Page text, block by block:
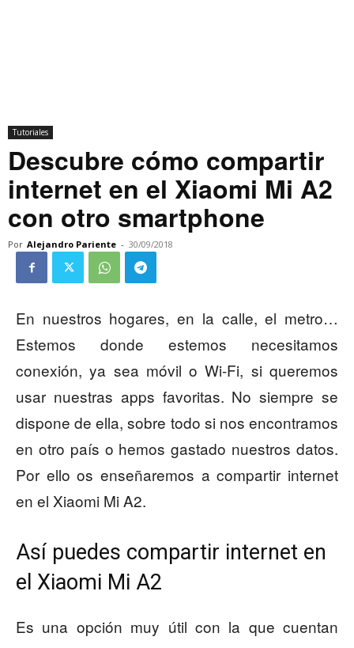
Tutoriales
Descubre cómo compartir
internet en el Xiaomi Mi A2
con otro smartphone
Por Alejandro Pariente - 30/09/2018
En nuestros hogares, en la calle, el metro…
Estemos donde estemos necesitamos
conexión, ya sea móvil o Wi-Fi, si queremos
usar nuestras apps favoritas. No siempre se
dispone de ella, sobre todo si nos encontramos
en otro país o hemos gastado nuestros datos.
Por ello os enseñaremos a compartir internet
en el Xiaomi Mi A2.
Así puedes compartir internet en
el Xiaomi Mi A2
Es una opción muy útil con la que cuentan